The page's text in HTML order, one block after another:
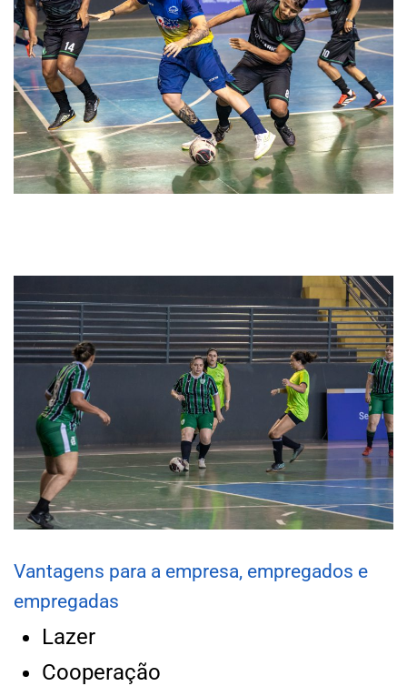
Vantagens para a empresa, empregados e
empregadas
Lazer
Cooperação